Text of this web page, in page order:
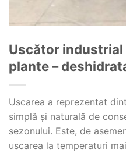
Uscător
plante –
Uscarea a reprezentat
simplă și naturală de
sezonului. Este, de
uscarea la temperaturi